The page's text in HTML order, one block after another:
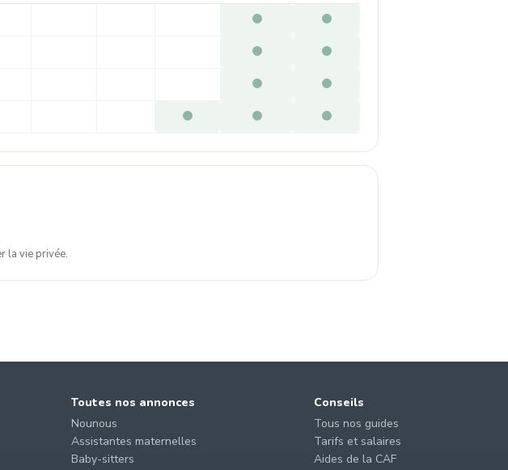
la vie privée.
Toutes nos annonces
Nounous
Assistantes maternelles
Baby-sitters
Conseils
Tous nos guides
Tarifs et salaires
Aides de la CAF